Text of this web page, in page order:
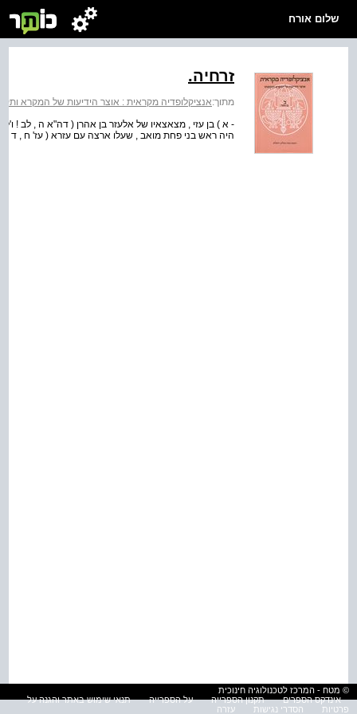
שלום אורח
זרחיה.
מתוך:אנציקלופדיה מקראית : אוצר הידיעות של המקרא
- א ) בן עזי , מצאצאיו של אלעזר בן אהרן ( דה"א ה , לב !
היה ראש בני פחת מואב , שעלו ארצה עם עזרא ( עז' ח , ד
© מטח - המרכז לטכנולוגיה חינוכית
אינדקס הספרים
תקנון הספרייה על הספרייה
תנאי שימוש באתר והגנה על
פרטיות
הסדרי נגישות עזרה